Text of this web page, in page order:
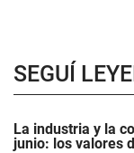
SEGUÍ
La industria y la
junio: los valores